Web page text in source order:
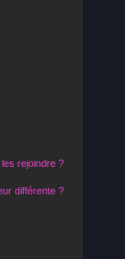
rejoindre ?
différente ?